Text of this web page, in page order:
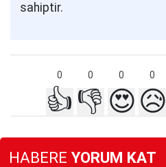
sahiptir.
0 0 0 0
👍 👎 😍😥
HABERE YORUM KAT